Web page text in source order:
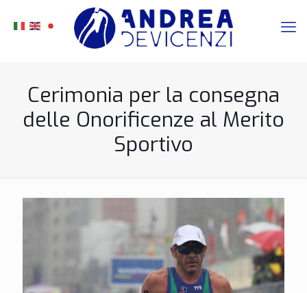
Cerimonia per la consegna
delle Onorificenze al Merito
Sportivo